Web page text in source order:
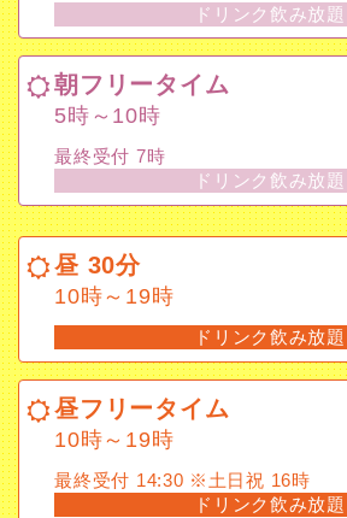
ドリンク飲み放題
朝フリータイム
5時～10時
最終受付 7時
ドリンク飲み放題
昼 30分
10時～19時
ドリンク飲み放題
昼フリータイム
10時～19時
最終受付 14:30 ※土日祝 16時
ドリンク飲み放題
最終受付 10時
ドリンク飲み放題
朝フリータイム
最終受付 7時
ドリンク飲み放題
昼 30分
10時～19時
ドリンク飲み放題
昼フリータイム